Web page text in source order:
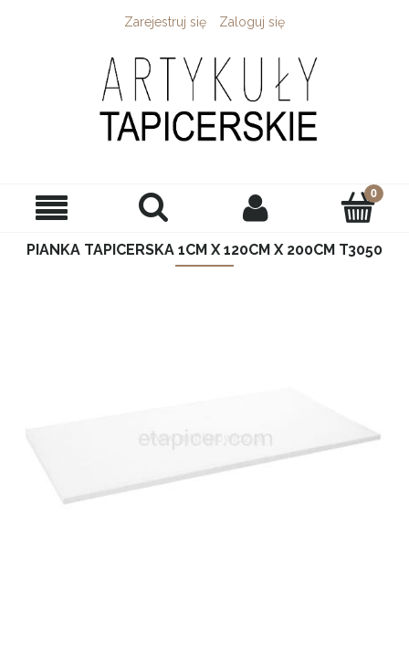
Zarejestruj się Zaloguj się
PIANKA TAPICERSKA 1CM X 120CM X 200CM T3050